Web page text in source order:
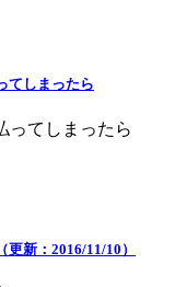
てしまったら
ってしまったら
新：2016/11/10）